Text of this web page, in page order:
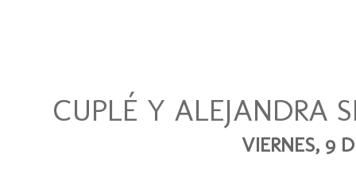
CUPLÉ Y ALEJANDRA
VIERNES, 9